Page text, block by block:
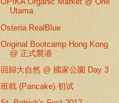
Utama
Osteria RealBlue
Original Bootcamp Hong Kong
@ 正式襲港
回歸大自然 @ 國家公園 Day 3
班戟 (Pancake) 初试